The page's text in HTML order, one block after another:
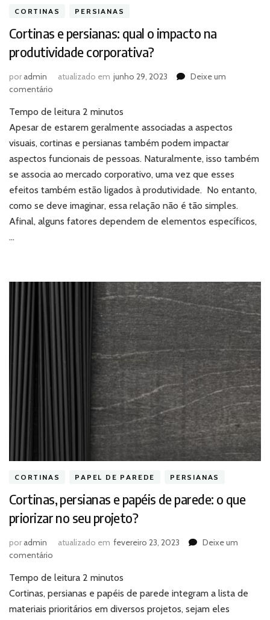
CORTINAS PERSIANAS
Cortinas e persianas: qual o impacto na
produtividade corporativa?
poradmin atualizado em junho 29, 2023
Deixe um
comentário
e
persianas:
qual
impacto
na
produtividade
corporativa?
Tempo de leitura 2 minutos
Apesar de estarem geralmente associadas a aspectos
visuais, cortinas e persianas também podem impactar
aspectos funcionais de pessoas. Naturalmente, isso também
se associa ao mercado corporativo, uma vez que esses
efeitos também estão ligados à produtividade. No entanto,
como se deve imaginar, essa relação não é tão simples.
Afinal, alguns fatores dependem de elementos específicos,
…
CORTINAS PAPEL DE PAREDE PERSIANAS
Cortinas, persianas e papéis de parede: o que
priorizar no seu projeto?
poradmin atualizado em fevereiro 23, 2023
Deixe um
comentário
persianas
e
papéis
Tempo de leitura 2 minutos
Cortinas, persianas e papéis de parede integram a lista de
materiais prioritários em diversos projetos, sejam eles